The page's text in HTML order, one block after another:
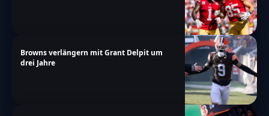
Browns verlängern mit Grant Delpit um
drei Jahre